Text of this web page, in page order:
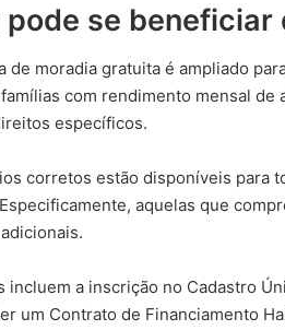
pode se beneficiar
de moradia gratuita é ampliado
com rendimento mensal
específicos.
corretos estão disponíveis para
aquelas que
incluem a inscrição no Cadastro
um Contrato de Financiamento